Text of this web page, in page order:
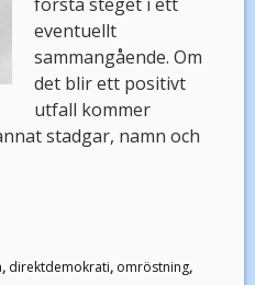
eventuellt
sammangående. Om
det blir ett positivt
utfall kommer
stadgar, namn och
, direktdemokrati, omröstning,